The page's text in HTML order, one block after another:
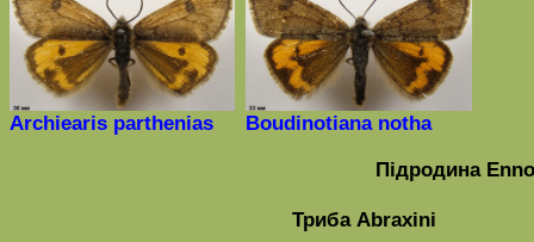
Archiearis parthenias
Boudinotiana notha
Підродина
ТрибаAbraxini